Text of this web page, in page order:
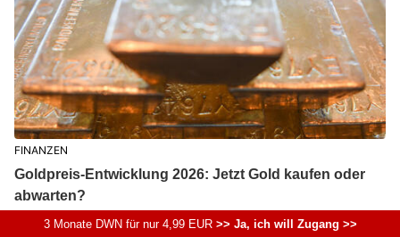
FINANZEN
Goldpreis-Entwicklung 2026: Jetzt Gold kaufen oder
abwarten?
3 Monate DWN für nur 4,99 EUR>> Ja, ich will Zugang >>